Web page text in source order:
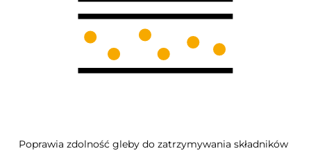
Poprawia zdolność gleby do zatrzymywania składników